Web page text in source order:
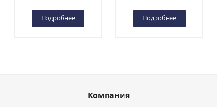
Подробнее Подробнее
Компания